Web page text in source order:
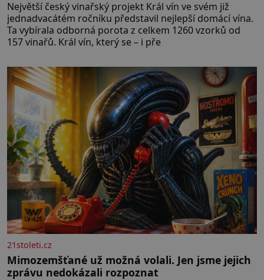
Největší český vinařský projekt Král vín ve svém již
jednadvacátém ročníku představil nejlepší domácí vína.
Ta vybírala odborná porota z celkem 1260 vzorků od
157 vinařů. Král vín, který se – i pře
21stoleti.cz
Mimozemšťané už možná volali. Jen jsme jejich
zprávu nedokázali rozpoznat